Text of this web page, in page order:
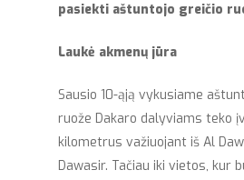
pasiekti aštuntojo greičio
Laukė akmenų jūra
Sausio 10-ąją vykusiame
ruože Dakaro dalyviams teko
kilometrus važiuojant iš Al
Dawasir. Tačiau iki vietos, kur